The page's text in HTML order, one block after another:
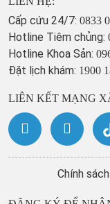
Cấp cứu 24/7: 0833
Hotline Tiêm chủng:
Hotline Khoa Sản:
Đặt lịch khám: 1900
LIÊN KẾT MẠNG
Chính